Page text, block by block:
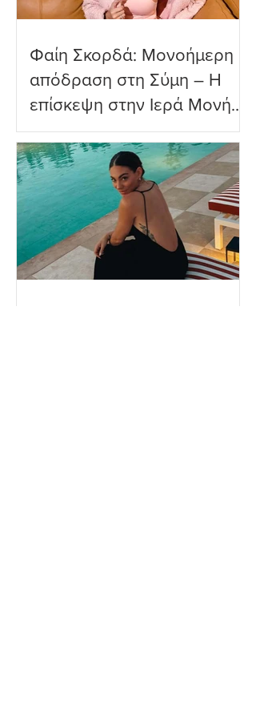
Φαίη Σκορδά: Μονοήμερη
απόδραση στη Σύμη – Η
επίσκεψη στην Ιερά Μονή
Πανορμίτη